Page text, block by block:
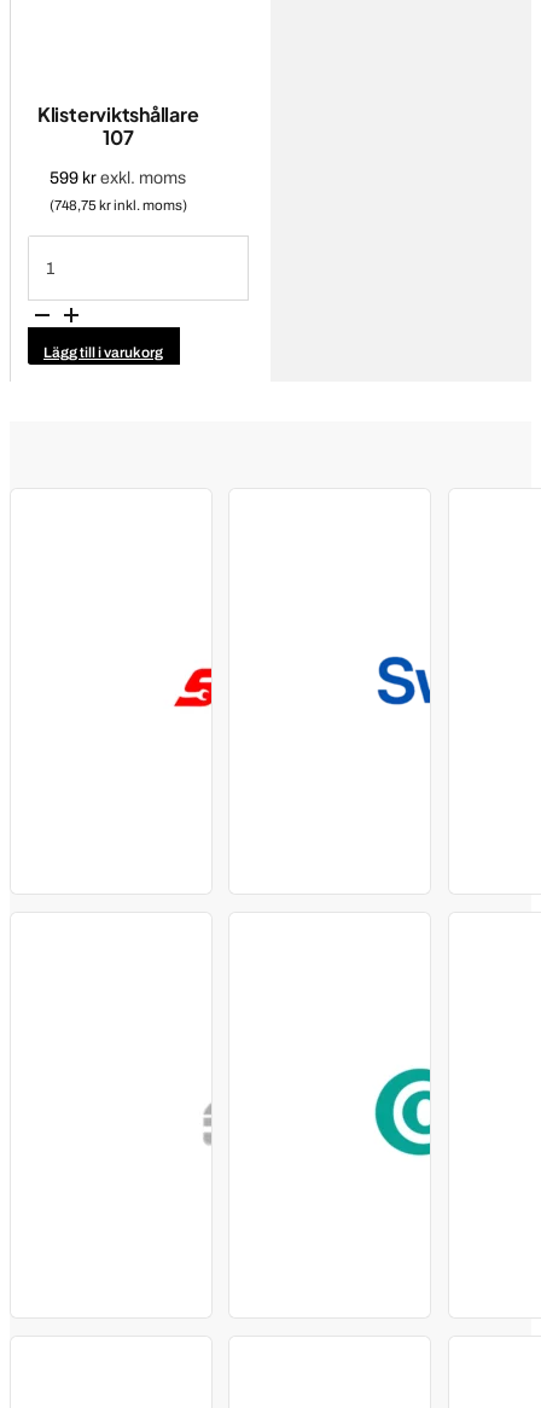
Klisterviktshållare
107
599 kr exkl. moms
(748,75 kr inkl. moms)
Klisterviktshållare
107
mängd
Lägg till i varukorg